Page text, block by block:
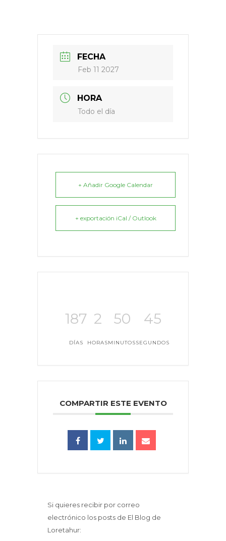
FECHA
Feb 11 2027
HORA
Todo el día
+ Añadir Google Calendar
+ exportación iCal / Outlook
187
DÍAS
2
HORAS
50
MINUTOS
45
SEGUNDOS
COMPARTIR ESTE EVENTO
Si quieres recibir por correo
electrónico los posts de El Blog de
Loretahur: